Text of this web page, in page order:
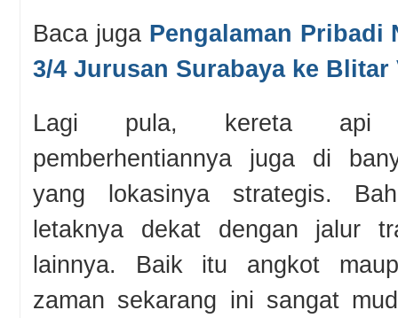
Baca juga Pengalaman Pribadi
3/4 Jurusan Surabaya ke Blitar
Lagi pula, kereta api
pemberhentiannya juga di
yang lokasinya strategis.
letaknya dekat dengan jalur
lainnya. Baik itu angkot
zaman sekarang ini sangat